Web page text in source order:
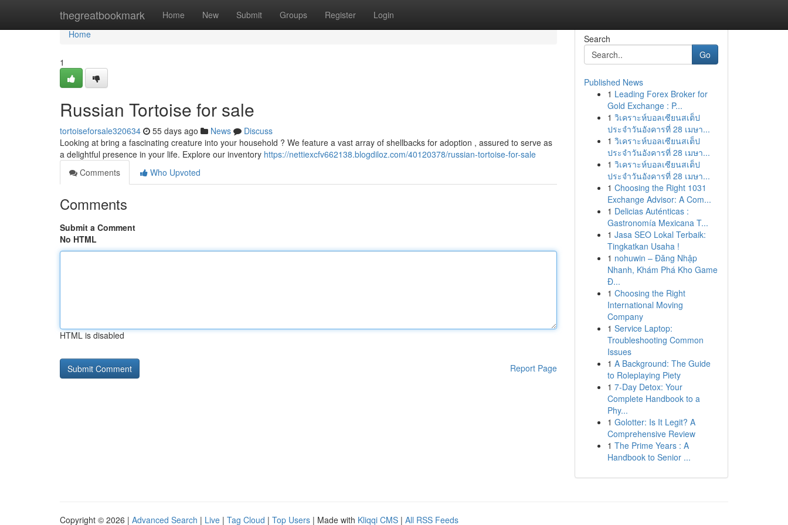
thegreatbookmark Home New Submit Groups Register Login
Home
Home
1
Russian Tortoise for sale
tortoiseforsale320634 55 days ago News
Discuss
Looking at bring a fascinating creature into your household ? We feature a vast array of shellbacks for adoption , assured to serve as
a delightful presence in your life. Explore our inventory https://nettiexcfv662138.blogdiloz.com/40120378/russian-tortoise-for-sale
Comments
Who Upvoted
Comments
Submit a Comment
No HTML
HTML is disabled
Report Page
Search
Go
Published News
1 Leading Forex Broker for
Gold Exchange : P...
1 วิเคราะห์บอลเซียนสเต็ป
ประจำวันอังคารที่ 28 เมษา...
1 วิเคราะห์บอลเซียนสเต็ป
ประจำวันอังคารที่ 28 เมษา...
1 วิเคราะห์บอลเซียนสเต็ป
ประจำวันอังคารที่ 28 เมษา...
1 Choosing the Right 1031
Exchange Advisor: A Com...
1 Delicias Auténticas :
Gastronomía Mexicana T...
1 Jasa SEO Lokal Terbaik:
Tingkatkan Usaha !
1 nohuwin – Đăng Nhập
Nhanh, Khám Phá Kho Game
Đ...
1 Choosing the Right
International Moving
Company
1 Service Laptop:
Troubleshooting Common
Issues
1 A Background: The Guide
to Roleplaying Piety
1 7-Day Detox: Your
Complete Handbook to a
Phy...
1 Golotter: Is It Legit? A
Comprehensive Review
1 The Prime Years : A
Handbook to Senior ...
Copyright © 2026 | Advanced Search | Live | Tag Cloud | Top Users | Made with Kliqqi CMS | All RSS Feeds